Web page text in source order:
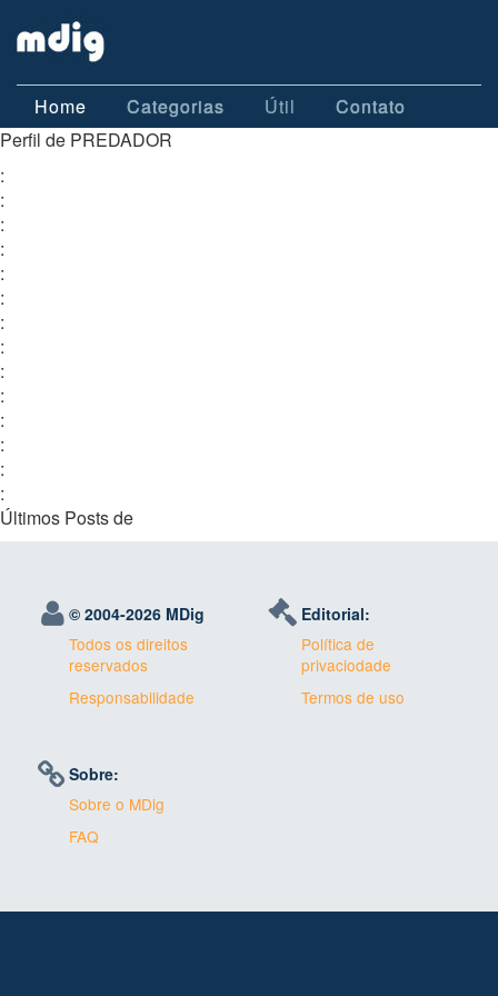
Home Categorias Útil
Contato
Perfil de PREDADOR
:
:
:
:
:
:
:
:
:
:
:
:
:
:
Últimos Posts de
© 2004-2026 MDig
Todos os direitos
reservados
Responsabilidade
Editorial:
Política de
privaciodade
Termos de uso
Sobre:
Sobre o MDig
FAQ